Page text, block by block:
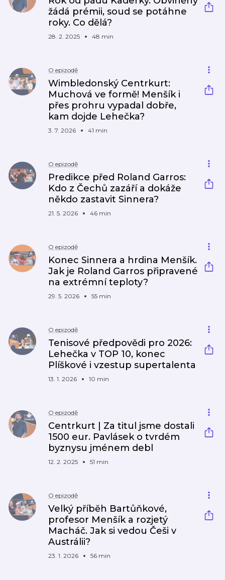
žádá prémii, soud se potáhne
roky. Co dělá?
28. 2. 2025 48 min
O epizodě
Wimbledonský Centrkurt:
Muchová ve formě! Menšík i
přes prohru vypadal dobře,
kam dojde Lehečka?
3. 7. 2026 41 min
O epizodě
Predikce před Roland Garros:
Kdo z Čechů zazáří a dokáže
někdo zastavit Sinnera?
21. 5. 2026 46 min
O epizodě
Konec Sinnera a hrdina Menšík.
Jak je Roland Garros připravené
na extrémní teploty?
29. 5. 2026 55 min
O epizodě
Tenisové předpovědi pro 2026:
Lehečka v TOP 10, konec
Plíškové i vzestup supertalenta
13. 1. 2026 10 min
O epizodě
Centrkurt | Za titul jsme dostali
1500 eur. Pavlásek o tvrdém
byznysu jménem debl
12. 2. 2025 51 min
O epizodě
Velký příběh Bartůňkové,
profesor Menšík a rozjetý
Macháč. Jak si vedou Češi v
Austrálii?
23. 1. 2026 56 min